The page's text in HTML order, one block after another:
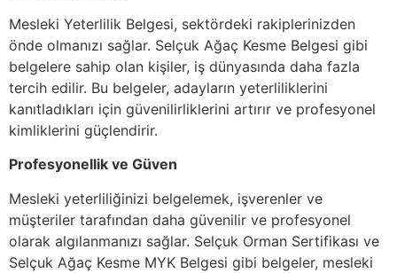
Mesleki Yeterlilik Belgesi, sektördeki rakiplerinizden
önde olmanızı sağlar. Selçuk Ağaç Kesme Belgesi gibi
belgelere sahip olan kişiler, iş dünyasında daha fazla
tercih edilir. Bu belgeler, adayların yeterliliklerini
kanıtladıkları için güvenilirliklerini artırır ve profesyonel
kimliklerini güçlendirir.
Profesyonellik ve Güven
Mesleki yeterliliğinizi belgelemek, işverenler ve
müşteriler tarafından daha güvenilir ve profesyonel
olarak algılanmanızı sağlar. Selçuk Orman Sertifikası ve
Selçuk Ağaç Kesme MYK Belgesi gibi belgeler, mesleki